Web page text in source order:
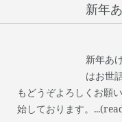
新年
新年あ
はお世
もどうぞよろしくお願
始しております。